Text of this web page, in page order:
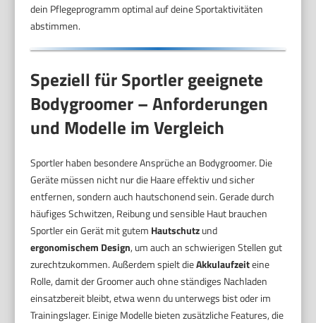
dein Pflegeprogramm optimal auf deine Sportaktivitäten
abstimmen.
Speziell für Sportler geeignete
Bodygroomer – Anforderungen
und Modelle im Vergleich
Sportler haben besondere Ansprüche an Bodygroomer. Die
Geräte müssen nicht nur die Haare effektiv und sicher
entfernen, sondern auch hautschonend sein. Gerade durch
häufiges Schwitzen, Reibung und sensible Haut brauchen
Sportler ein Gerät mit gutem Hautschutzund
ergonomischem Design, um auch an schwierigen Stellen gut
zurechtzukommen. Außerdem spielt dieAkkulaufzeiteine
Rolle, damit der Groomer auch ohne ständiges Nachladen
einsatzbereit bleibt, etwa wenn du unterwegs bist oder im
Trainingslager. Einige Modelle bieten zusätzliche Features, die